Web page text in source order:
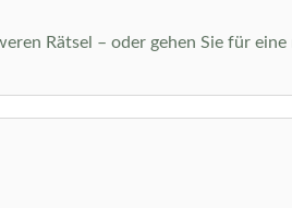
Rätsel – oder gehen Sie für